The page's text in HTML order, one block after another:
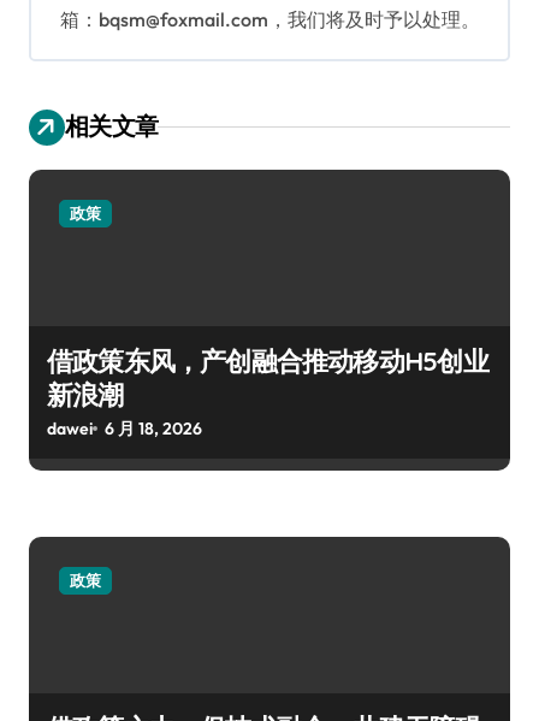
箱：bqsm@foxmail.com，我们将及时予以处理。
相关文章
政策
借政策东风，产创融合推动移动H5创业
新浪潮
dawei 6 月 18, 2026
政策